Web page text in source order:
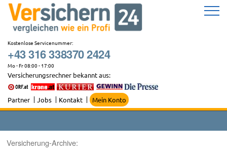
Zum
Inhalt
springen
Kostenlose Servicenummer:
+43 316 338370 2424
Mo - Fr 08:00 - 17:00
Versicherungsrechner bekannt aus:
Partner Jobs Kontakt Mein Konto
Versicherung-Archive: